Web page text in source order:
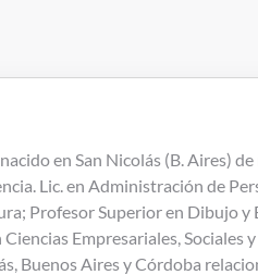
en San Nicolás (B. Aires)
Lic. en Administración de
Profesor Superior en Dibujo y
Empresariales, Sociales
Buenos Aires y Córdoba